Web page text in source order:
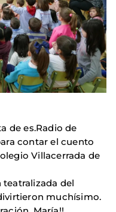
de es.Radio de
contar el cuento
Villacerrada de
teatralizada del
muchísimo.